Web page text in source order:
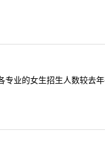
业的女生招生人数较去